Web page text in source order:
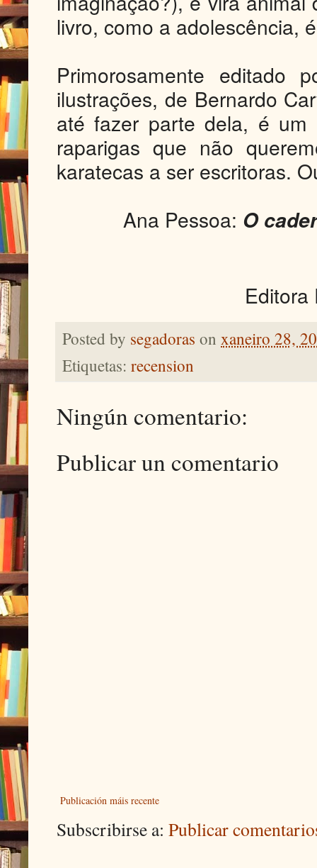
livro, como a adolescência,
Primorosamente editado
ilustrações, de Bernardo
até fazer parte dela, é um
raparigas que não
karatecas a ser escritoras.
Ana Pessoa: O
Editora
Posted by segadoras on xaneiro 28,
Etiquetas: recension
Ningún comentario:
Publicar un comentario
Publicación máis recente
Subscribirse a: Publicar